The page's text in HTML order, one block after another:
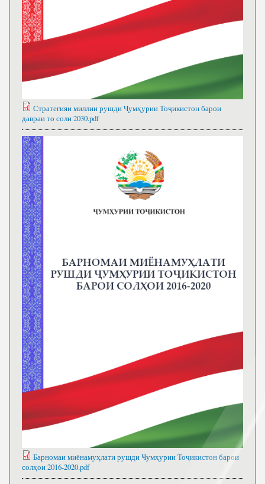
Стратегияи миллии рушди Ҷумҳурии Тоҷикистон барои
давраи то соли 2030.pdf
Барномаи миёнамуҳлати рушди Ҹумҳурии Тоҷикистон барои
солҳои 2016-2020.pdf